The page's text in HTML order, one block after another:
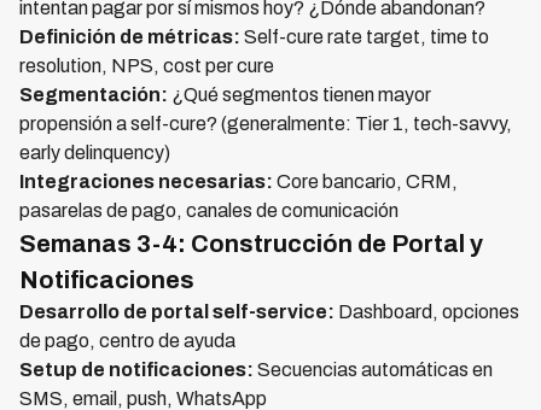
intentan pagar por sí mismos hoy? ¿Dónde abandonan?
Definición de métricas: Self-cure rate target, time to
resolution, NPS, cost per cure
Segmentación: ¿Qué segmentos tienen mayor
propensión a self-cure? (generalmente: Tier 1, tech-savvy,
early delinquency)
Integraciones necesarias: Core bancario, CRM,
pasarelas de pago, canales de comunicación
Semanas 3-4: Construcción de Portal y
Notificaciones
Desarrollo de portal self-service: Dashboard, opciones
de pago, centro de ayuda
Setup de notificaciones: Secuencias automáticas en
SMS, email, push, WhatsApp